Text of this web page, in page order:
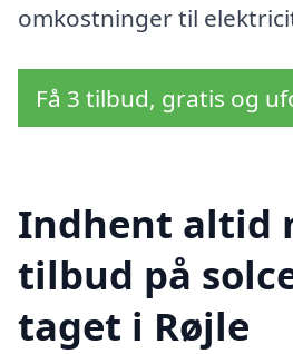
omkostninger til
Få 3 tilbud, gratis og
Indhent altid
tilbud på
taget i Røjle